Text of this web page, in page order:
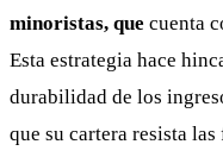
minoristas, que cuenta
Esta estrategia hace
durabilidad de los
que su cartera resista